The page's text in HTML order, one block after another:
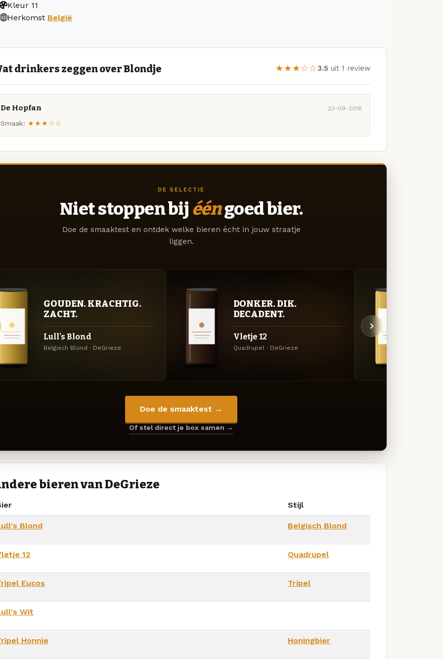
Kleur 11
Herkomst België
drinkers zeggen over Blondje ★★★☆☆3.5 uit 1 review
De Hopfan 23-09-2016
Smaak: ★★★☆☆
DE SELECTIE
Niet stoppen bij ééngoed bier.
Doe de smaaktest en ontdek welke bieren écht in jouw straatje
liggen.
GOUDEN. KRACHTIG.
ZACHT.
Lull's Blond
Belgisch Blond · DeGrieze
DONKER. DIK.
DECADENT.
Vletje 12
Quadrupel · DeGrieze
Doe de smaaktest →
Of stel direct je box samen →
bieren van DeGrieze
Stijl
Blond Belgisch Blond
12 Quadrupel
Eucos Tripel
Wit
Honnie Honingbier